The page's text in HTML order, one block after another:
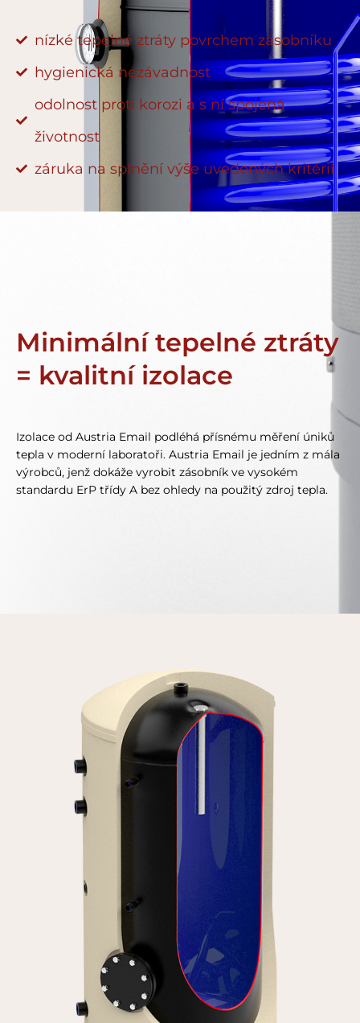
nízké tepelné ztráty povrchem zásobníku
hygienická nezávadnost
odolnost proti korozi a s ní spojená
životnost
záruka na splnění výše uvedených kritérií
Minimální tepelné ztráty
= kvalitní izolace
Izolace od Austria Email podléhá přísnému měření úniků
tepla v moderní laboratoři. Austria Email je jedním z mála
výrobců, jenž dokáže vyrobit zásobník ve vysokém
standardu ErP třídy A bez ohledy na použitý zdroj tepla.